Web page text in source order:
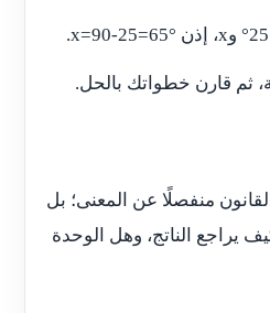
x=90-25=65°
.
ثم قارن خطواتك بالحل.
منفصلًا عن المعنى؛ بل
يراجع الناتج، وهل الوحدة